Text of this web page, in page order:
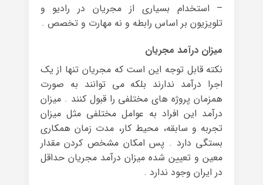
– استخدام بسیاری از مجریان در رادیو و
تلویزیون بر اساس رابطه و نه مهارت و تخصص .
میزان درآمد مجریان
نکته قابل توجه این است که مجریان تنها از یک
اجرا درآمد ندارند بلکه می توانند به صورت
همزمان پروژه های مختلفی را قبول کنند . میزان
درآمد این افراد به عوامل مختلفی مثل میزان
تجربه و سابقه، محیط کار، مدت زمان همکاری
بستگی دارد . پس امکان مشخص کردن مقدار
معین و تعیین شده میزان درآمد مجریان حداقل
در ایران وجود ندارد .